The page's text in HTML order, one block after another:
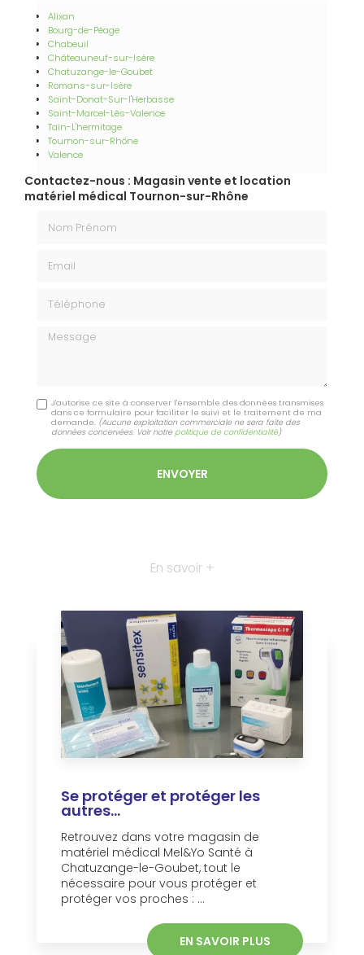
Alixan
Bourg-de-Péage
Chabeuil
Châteauneuf-sur-Isère
Chatuzange-le-Goubet
Romans-sur-Isère
Saint-Donat-Sur-l'Herbasse
Saint-Marcel-Lès-Valence
Tain-L'hermitage
Tournon-sur-Rhône
Valence
Contactez-nous : Magasin vente et location
matériel médical Tournon-sur-Rhône
Message
J'autorise ce site à conserver l'ensemble des données transmises
dans ce formulaire pour faciliter le suivi et le traitement de ma
demande. (Aucune exploitation commerciale ne sera faite des
données concervées. Voir notre politique de confidentialité)
En savoir +
Se protéger et protéger les
autres...
Retrouvez dans votre magasin de
matériel médical Mel&Yo Santé à
Chatuzange-le-Goubet, tout le
nécessaire pour vous protéger et
protéger vos proches : ...
EN SAVOIR PLUS